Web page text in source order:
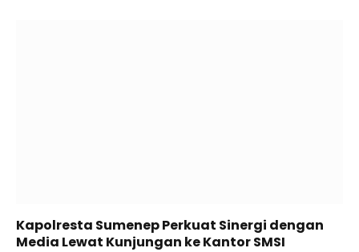
Kapolresta Sumenep Perkuat Sinergi dengan
Media Lewat Kunjungan ke Kantor SMSI